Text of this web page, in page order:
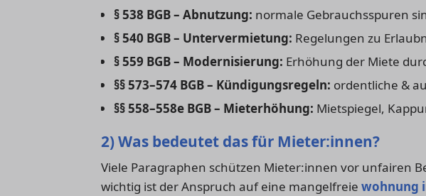
§ 538 BGB – Abnutzung: normale Gebrauchsspuren
§ 540 BGB – Untervermietung: Regelungen zu
§ 559 BGB – Modernisierung: Erhöhung der Miete
§§ 573–574 BGB – Kündigungsregeln: ordentliche &
§§ 558–558e BGB – Mieterhöhung: Mietspiegel,
2) Was bedeutet das für Mieter:innen?
Viele Paragraphen schützen Mieter:innen vor unfairen
wichtig ist der Anspruch auf eine mangelfreie wohnung